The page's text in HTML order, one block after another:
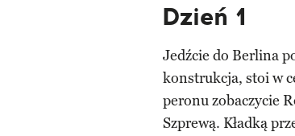
Dzień 1
Jedźcie do Berlina
konstrukcja, stoi w
peronu zobaczycie
Szprewą. Kładką